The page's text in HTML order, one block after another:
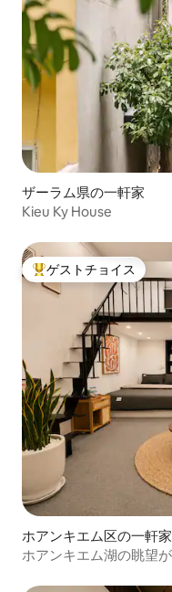
ザーラム県の一軒家
Kieu Ky House
大好評のゲストチョイ
ゲストチョイス
ホアンキエム区の一軒家
ホアンキエム湖の眺望